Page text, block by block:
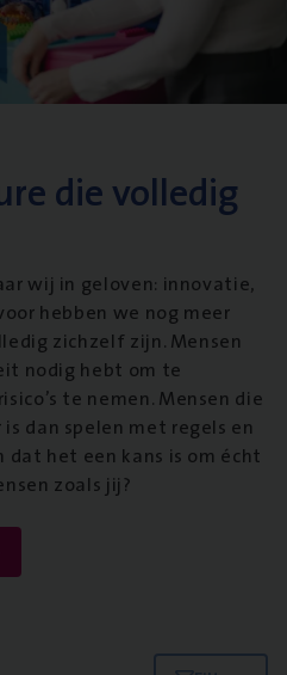
die volledig
wij in geloven: innovatie,
hebben we nog meer
zichzelf zijn. Mensen
nodig hebt om te
te nemen. Mensen die
dan spelen met regels en
het een kans is om écht
zoals jij?